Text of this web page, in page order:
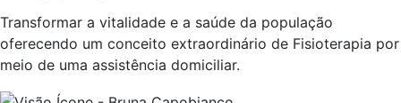
Transformar a vitalidade e a saúde da população
oferecendo um conceito extraordinário de Fisioterapia por
meio de uma assistência domiciliar.